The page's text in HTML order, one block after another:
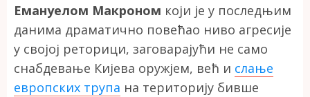
Емануелом Макроном који је у последњим
данима драматично повећао ниво агресије
у својој реторици, заговарајући не само
снабдевање Кијева оружјем, већ и слање
европских трупа на територију бивше